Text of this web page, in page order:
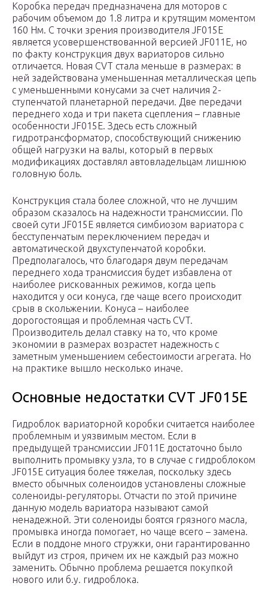
Коробка передач предназначена для моторов с
рабочим объемом до 1.8 литра и крутящим моментом
160 Нм. С точки зрения производителя JF015E
является усовершенствованной версией JF011E, но
по факту конструкция двух вариаторов сильно
отличается. Новая CVT стала меньше в размерах: в
ней задействована уменьшенная металлическая цепь
с уменьшенными конусами за счет наличия 2-
ступенчатой планетарной передачи. Две передачи
переднего хода и три пакета сцепления – главные
особенности JF015E. Здесь есть сложный
гидротрансформатор, способствующий снижению
общей нагрузки на валы, который в первых
модификациях доставлял автовладельцам лишнюю
головную боль.
Конструкция стала более сложной, что не лучшим
образом сказалось на надежности трансмиссии. По
своей сути JF015E является симбиозом вариатора с
бесступенчатым переключением передач и
автоматической двухступенчатой коробки.
Предполагалось, что благодаря двум передачам
переднего хода трансмиссия будет избавлена от
наиболее рискованных режимов, когда цепь
находится у оси конуса, где чаще всего происходит
срыв в скольжении. Конуса – наиболее
дорогостоящая и проблемная часть CVT.
Производитель делал ставку на то, что кроме
экономии в размерах возрастет надежность с
заметным уменьшением себестоимости агрегата. Но
на практике вышло несколько иначе.
Основные недостатки CVT JF015E
Гидроблок вариаторной коробки считается наиболее
проблемным и уязвимым местом. Если в
предыдущей трансмиссии JF011E достаточно было
выполнить промывку узла, то в случае с гидроблоком
JF015E ситуация более тяжелая, поскольку здесь
вместо обычных соленоидов установлены сложные
соленоиды-регуляторы. Отчасти по этой причине
данную модель вариатора называют самой
ненадежной. Эти соленоиды боятся грязного масла,
промывка иногда помогает, но чаще всего – замена.
Если в поддоне много стружки, они гарантированно
выйдут из строя, причем их не каждый раз можно
заменить. Обычно проблема решается покупкой
нового или б.у. гидроблока.